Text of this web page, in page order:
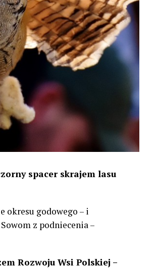
spacer skrajem lasu
okresu godowego – i
z podniecenia –
Rozwoju Wsi Polskiej –